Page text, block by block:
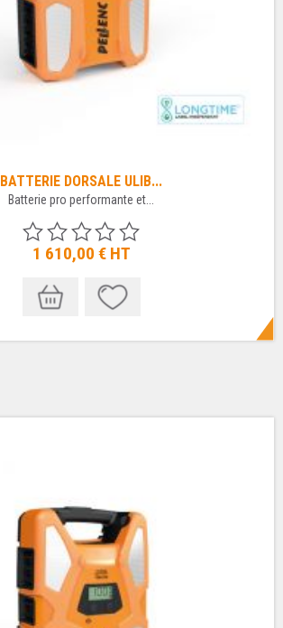
BATTERIE DORSALE ULIB...
Batterie pro performante et...
1 610,00 € HT